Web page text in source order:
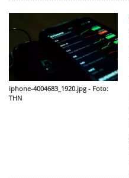
iphone-4004683_1920.jpg - Foto:
THN